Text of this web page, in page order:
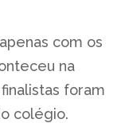
com os
na
foram
colégio.